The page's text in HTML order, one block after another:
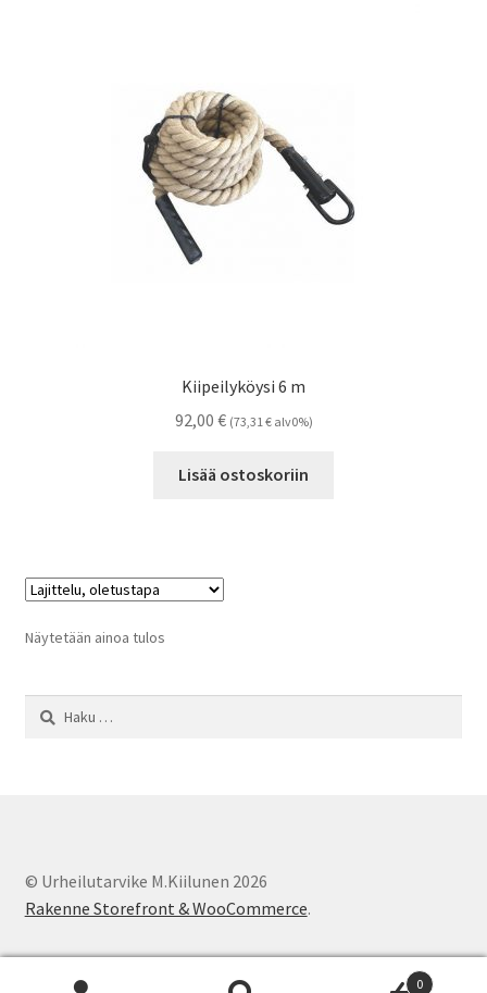
Kiipeilyköysi 6 m
92,00 € (73,31 €alv0%)
Lisää ostoskoriin
Näytetään ainoa tulos
Haku:
© Urheilutarvike M.Kiilunen 2026
Rakenne Storefront & WooCommerce.
0